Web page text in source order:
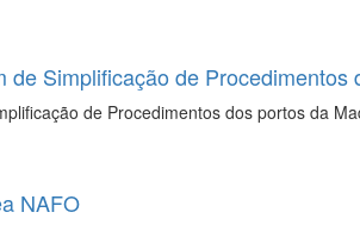
de Simplificação de Procedimentos
de Procedimentos dos portos da
NAFO